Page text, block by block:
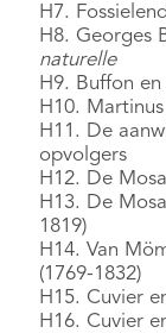
H7.
H8. Georges
naturelle
H9. Buffon
H10.
H11. De
opvolgers
H12. De
H13. De
1819)
H14. Van
(1769-1832)
H15. Cuvier
H16. Cuvier